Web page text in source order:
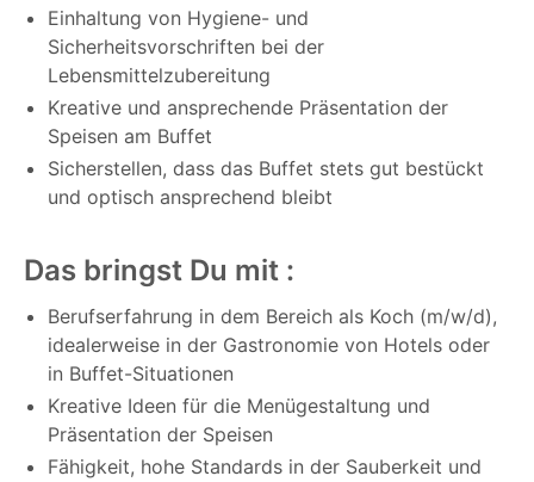
Einhaltung von Hygiene- und
Sicherheitsvorschriften bei der
Lebensmittelzubereitung
Kreative und ansprechende Präsentation der
Speisen am Buffet
Sicherstellen, dass das Buffet stets gut bestückt
und optisch ansprechend bleibt
Das bringst Du mit :
Berufserfahrung in dem Bereich als Koch (m/w/d),
idealerweise in der Gastronomie von Hotels oder
in Buffet-Situationen
Kreative Ideen für die Menügestaltung und
Präsentation der Speisen
Fähigkeit, hohe Standards in der Sauberkeit und